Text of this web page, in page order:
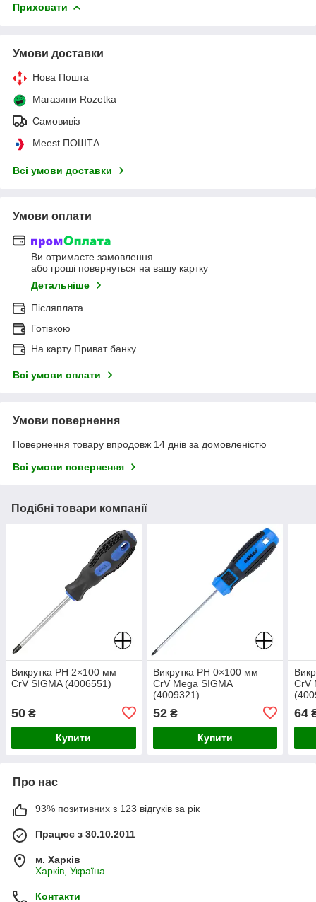
Приховати
Умови доставки
Нова Пошта
Магазини Rozetka
Самовивіз
Meest ПОШТА
Всі умови доставки
Умови оплати
Ви отримаєте замовлення
або гроші повернуться на вашу картку
Детальніше
Післяплата
Готівкою
На карту Приват банку
Всі умови оплати
Умови повернення
Повернення товару впродовж 14 днів за домовленістю
Всі умови повернення
Подібні товари компанії
Викрутка PH 2×100 мм
CrV SIGMA (4006551)
50 ₴
Купити
Викрутка PH 0×100 мм
CrV Mega SIGMA
(4009321)
52₴
Купити
CrV
64
Про нас
93% позитивних з 123 відгуків за рік
Працює з 30.10.2011
м. Харків
Харків, Україна
Контакти